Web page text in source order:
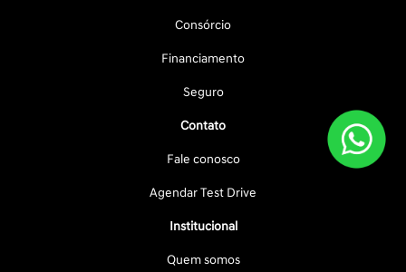
Consórcio
Financiamento
Seguro
Contato
Fale conosco
Agendar Test Drive
Institucional
Quem somos